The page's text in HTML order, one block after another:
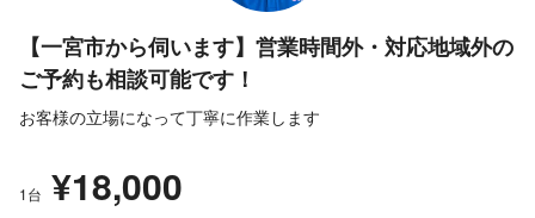
【一宮市から伺います】営業時間外・対応地域外の
ご予約も相談可能です！
お客様の立場になって丁寧に作業します
1台 ¥18,000